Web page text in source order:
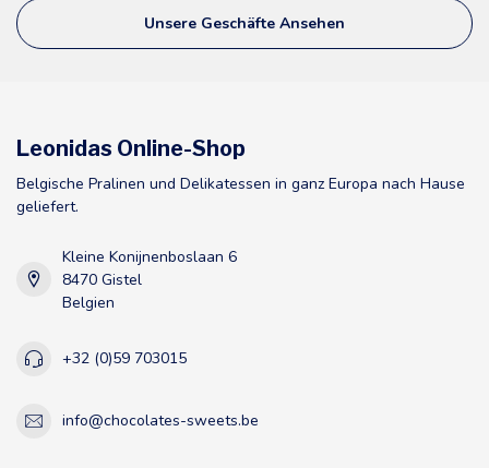
Unsere Geschäfte Ansehen
Leonidas Online-Shop
Belgische Pralinen und Delikatessen in ganz Europa nach Hause
geliefert.
Kleine Konijnenboslaan 6
8470 Gistel
Belgien
+32 (0)59 703015
info@chocolates-sweets.be